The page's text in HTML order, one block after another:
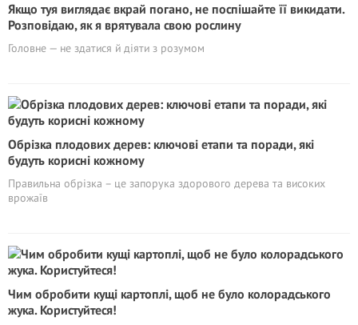
Якщо туя виглядає вкрай погано, не поспішайте її викидати.
Poзповідаю, як я врятувала свою рослину
Головне — не здатися й діяти з розумом
Обрізка плодових дерев: ключові етапи та поради, які
будуть корисні кожному
Правильна обрізка – це запорука здорового дерева та високих
врожаїв
Чим обробити кущі картоплі, щоб не було колорадського
жука. Користуйтеся!